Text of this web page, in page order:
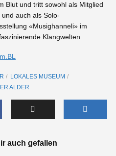
Blut und tritt sowohl als Mitglied
auch als Solo-
«Musighanneli» im
Klangwelten.
LOKALES MUSEUM
ALDER
auch gefallen